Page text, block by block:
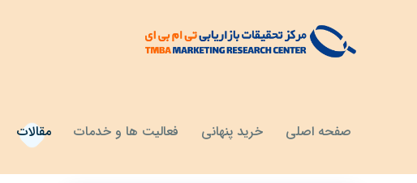
صفحه اصلی خرید پنهانی فعالیت ها و خدمات مقالات